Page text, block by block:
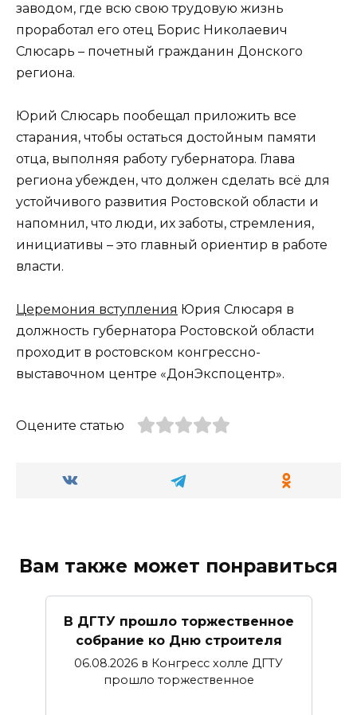
заводом, где всю свою трудовую жизнь
проработал его отец Борис Николаевич
Слюсарь – почетный гражданин Донского
региона.
Юрий Слюсарь пообещал приложить все
старания, чтобы остаться достойным памяти
отца, выполняя работу губернатора. Глава
региона убежден, что должен сделать всё для
устойчивого развития Ростовской области и
напомнил, что люди, их заботы, стремления,
инициативы – это главный ориентир в работе
власти.
Церемония вступления Юрия Слюсаря в
должность губернатора Ростовской области
проходит в ростовском конгрессно-
выставочном центре «ДонЭкспоцентр».
Оцените статью
Вам также может понравиться
В ДГТУ прошло торжественное
собрание ко Дню строителя
06.08.2026 в Конгресс холле ДГТУ
прошло торжественное